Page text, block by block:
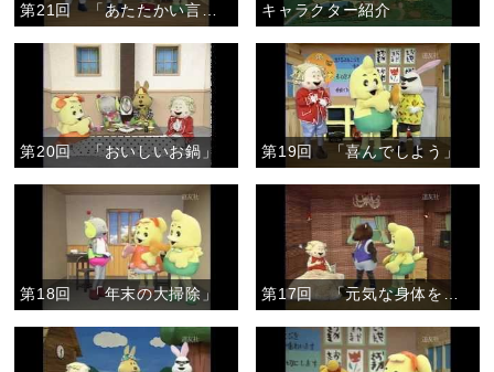
キャラクター紹介
第20回 「おいしいお鍋」 第19回 「喜んでしよう」
第18回 「年末の大掃除」 第17回 「元気な身体をありがとう」